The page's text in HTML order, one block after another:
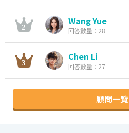
Wang Yue
回答數量：28
Chen Li
回答數量：27
顧問一覽